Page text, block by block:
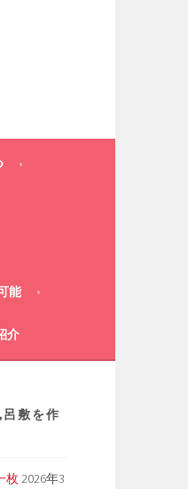
能
介
敷を作
枚 2026年3